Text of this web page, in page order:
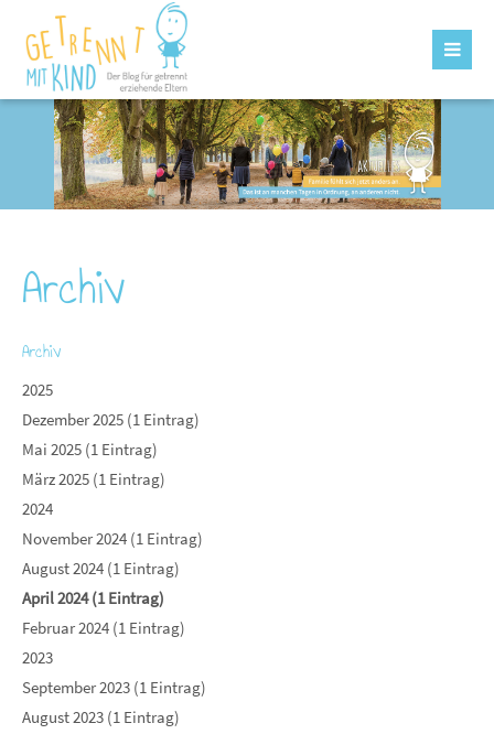
Archiv
Archiv
2025
Dezember 2025 (1 Eintrag)
Mai 2025 (1 Eintrag)
März 2025 (1 Eintrag)
2024
November 2024 (1 Eintrag)
August 2024 (1 Eintrag)
April 2024 (1 Eintrag)
Februar 2024 (1 Eintrag)
2023
September 2023 (1 Eintrag)
August 2023 (1 Eintrag)